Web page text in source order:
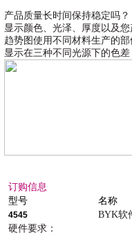
产品质量长时间保持稳定吗？
显示颜色、光泽、厚度以及
趋势图使用不同材料生产的
显示在三种不同光源下的色
订购信息
型号
名称
4545 BYK软
硬件要求：